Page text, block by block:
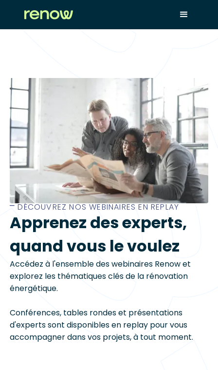
⎻ DÉCOUVREZ NOS WEBINAIRES EN REPLAY
Apprenez des experts,
quand vous le voulez
Accédez à l'ensemble des webinaires Renow et
explorez les thématiques clés de la rénovation
énergétique.
Conférences, tables rondes et présentations
d'experts sont disponibles en replay pour vous
accompagner dans vos projets, à tout moment.